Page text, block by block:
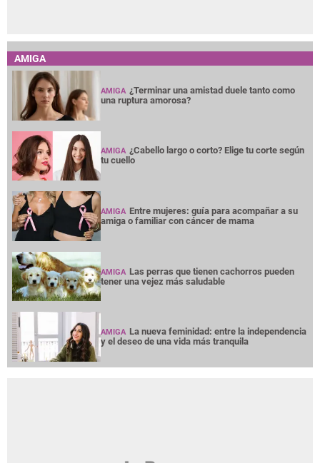
AMIGA
AMIGA ¿Terminar una amistad duele tanto como
una ruptura amorosa?
AMIGA ¿Cabello largo o corto? Elige tu corte según
tu cuello
AMIGA Entre mujeres: guía para acompañar a su
amiga o familiar con cáncer de mama
AMIGA Las perras que tienen cachorros pueden
tener una vejez más saludable
AMIGA La nueva feminidad: entre la independencia
y el deseo de una vida más tranquila